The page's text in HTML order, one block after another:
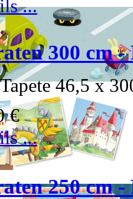
...
300 cm
46,5 x
€
...
250 cm